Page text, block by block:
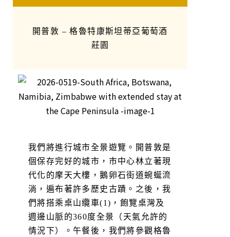
開普敦 – 格魯特康斯坦蒂亞葡萄酒
莊園
我們將進行城市全景遊覽。開普敦是
個保存完好的城市，市中心林立著現
代化的摩天大樓，鵝卵石街道蜿蜒流
淌，遍布著許多歷史古蹟。之後，我
們將搭乘桌山纜車(1)，飽覽桌灣及
週邊山脈的360度全景（天氣允許的
情況下）。午餐後，我們將參觀格魯